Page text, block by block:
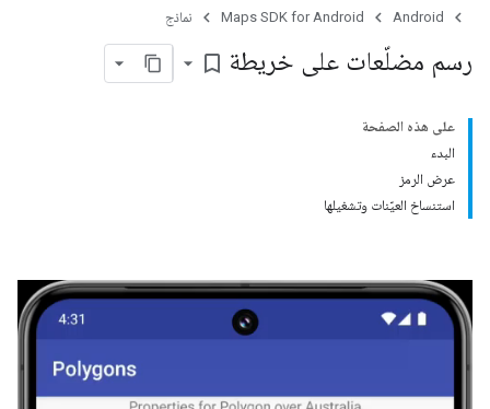
Android
Maps SDK for Android نماذج
رسم مضلّعات على خريطة bookmark_border
على هذه الصفحة
البدء
عرض الرمز
استنساخ العيّنات وتشغيلها